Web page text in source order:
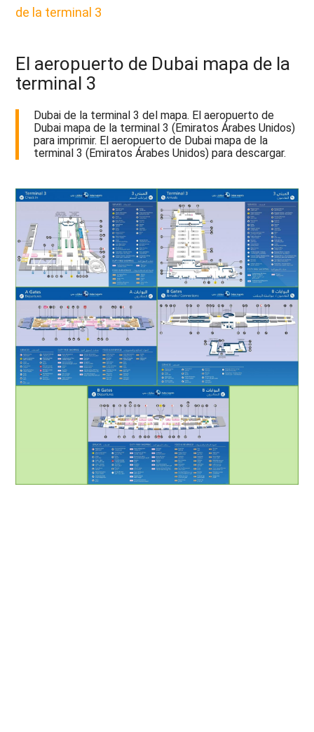
de la terminal 3
El aeropuerto de Dubai mapa de la
terminal 3
Dubai de la terminal 3 del mapa. El aeropuerto de
Dubai mapa de la terminal 3 (Emiratos Árabes Unidos)
para imprimir. El aeropuerto de Dubai mapa de la
terminal 3 (Emiratos Árabes Unidos) para descargar.